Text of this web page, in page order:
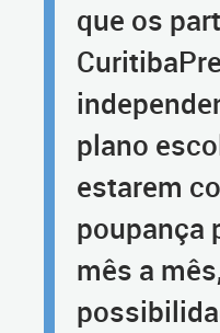
que os
plano
estarem
poupança
mês a